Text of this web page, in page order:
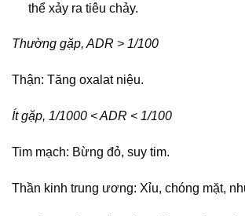
thể xảy ra tiêu chảy.
Thường gặp, ADR > 1/100
Thận: Tăng oxalat niệu.
Ít gặp, 1/1000 < ADR < 1/100
Tim mạch: Bừng đỏ, suy tim.
Thần kinh trung ương: Xỉu, chóng mặt,